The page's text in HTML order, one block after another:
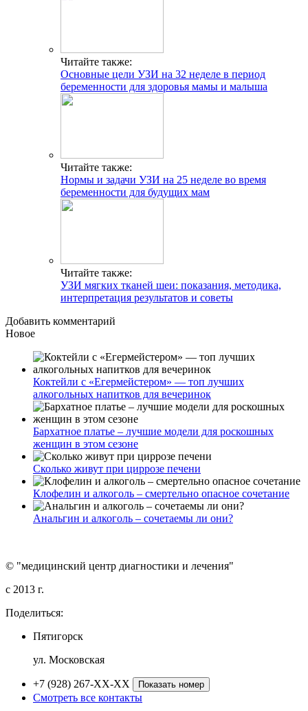
Читайте также:
Основные цели УЗИ на 32 неделе в период
беременности для здоровья мамы и малыша
Читайте также:
Нормы и задачи УЗИ на 25 неделе во время
беременности для будущих мам
Читайте также:
УЗИ мягких тканей шеи: показания, методика,
интерпретация результатов и советы
Добавить комментарий
Новое
Коктейли с «Егермейстером» — топ лучших
алкогольных напитков для вечеринок
Бархатное платье – лучшие модели для роскошных
женщин в этом сезоне
Сколько живут при циррозе печени
Клофелин и алкоголь – смертельно опасное сочетание
Анальгин и алкоголь – сочетаемы ли они?
© "медицинский центр диагностики и лечения"
c 2013 г.
Поделиться:
Пятигорск
ул. Московская
+7 (928) 267-XX-XX Показать номер
Смотреть все контакты